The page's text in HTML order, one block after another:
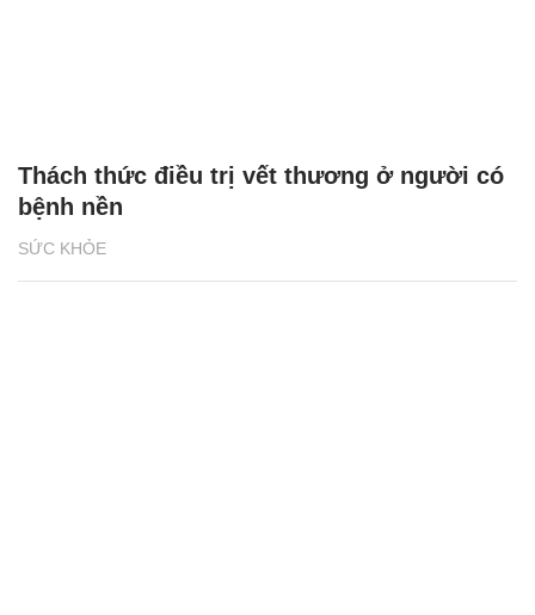
SỨC KHỎE
Thách thức điều trị vết thương ở người có
bệnh nền